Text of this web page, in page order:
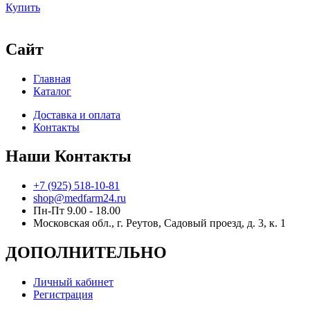
Купить
Сайт
Главная
Каталог
Доставка и оплата
Контакты
Наши Контакты
+7 (925) 518-10-81
shop@medfarm24.ru
Пн-Пт 9.00 - 18.00
Московская обл., г. Реутов, Садовый проезд, д. 3, к. 1
ДОПОЛНИТЕЛЬНО
Личный кабинет
Регистрация